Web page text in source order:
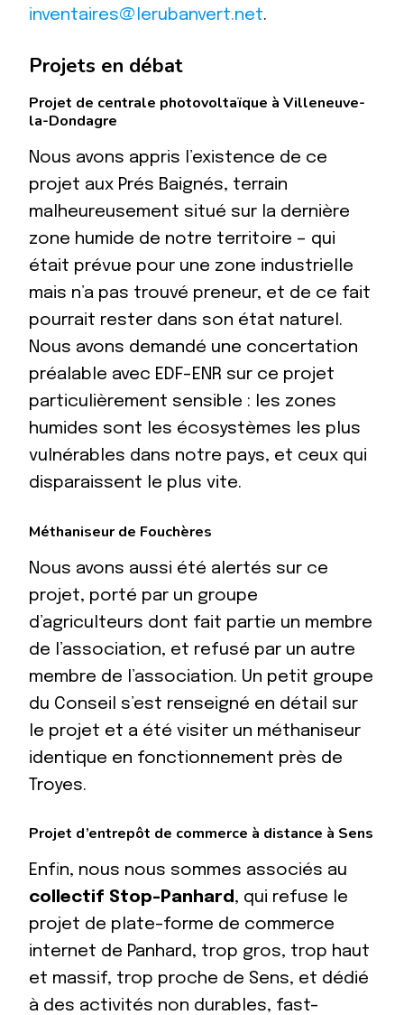
inventaires@lerubanvert.net.
Projets en débat
Projet de centrale photovoltaïque à Villeneuve-
la-Dondagre
Nous avons appris l’existence de ce
projet aux Prés Baignés, terrain
malheureusement situé sur la dernière
zone humide de notre territoire – qui
était prévue pour une zone industrielle
mais n’a pas trouvé preneur, et de ce fait
pourrait rester dans son état naturel.
Nous avons demandé une concertation
préalable avec EDF-ENR sur ce projet
particulièrement sensible : les zones
humides sont les écosystèmes les plus
vulnérables dans notre pays, et ceux qui
disparaissent le plus vite.
Méthaniseur de Fouchères
Nous avons aussi été alertés sur ce
projet, porté par un groupe
d’agriculteurs dont fait partie un membre
de l’association, et refusé par un autre
membre de l’association. Un petit groupe
du Conseil s’est renseigné en détail sur
le projet et a été visiter un méthaniseur
identique en fonctionnement près de
Troyes.
Projet d’entrepôt de commerce à distance à Sens
Enfin, nous nous sommes associés au
collectif Stop-Panhard , qui refuse le
projet de plate-forme de commerce
internet de Panhard, trop gros, trop haut
et massif, trop proche de Sens, et dédié
à des activités non durables, fast-